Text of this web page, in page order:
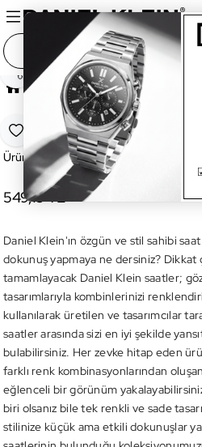
Ana Sayfa Saatler
Favoriye Ekle
Paylaş
DK.1.12648.6 Dkln Erkek Kol
Ürün Kodu:DK.1.12648.6
549,15 TL
Daniel Klein'ın özgün ve stil sahibi saat
dokunuş yapmaya ne dersiniz?
tamamlayacak Daniel Klein saatler; göz
tasarımlarıyla kombinlerinizi
kullanılarak üretilen ve tasarımcılar
saatler arasında sizi en iyi şekilde
bulabilirsiniz. Her zevke hitap eden
farklı renk kombinasyonlarından
eğlenceli bir görünüm
biri olsanız bile tek renkli ve sade
stilinize küçük ama etkili dokunuşlar